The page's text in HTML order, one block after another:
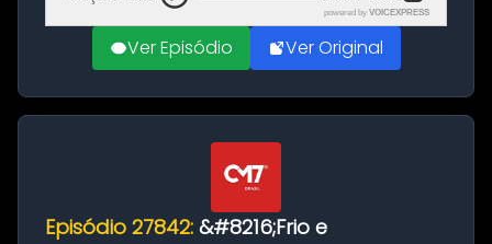
powered by VOICEXPRESS
Ver Episódio Ver Original
Episódio 27842: &#8216;Frio e